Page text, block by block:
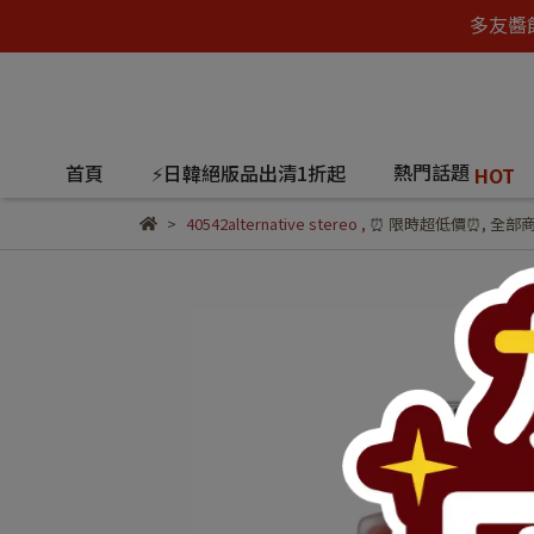
多友
首頁 ⚡日韓絕版品出清1折起 熱門話題 HOT
40542alternative stereo , ⏰ 限時超低價⏰, 全部